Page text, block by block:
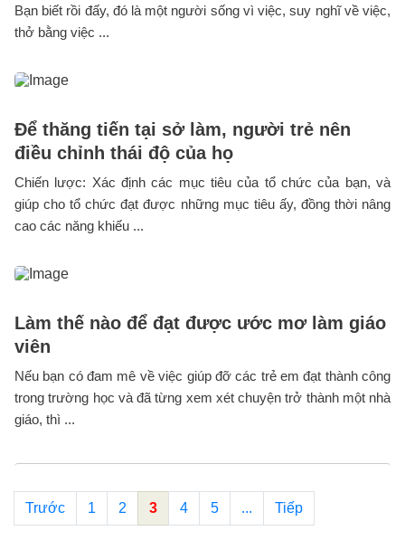
Bạn biết rồi đấy, đó là một người sống vì việc, suy nghĩ về việc,
thở bằng việc ...
Để thăng tiến tại sở làm, người trẻ nên
điều chỉnh thái độ của họ
Chiến lược: Xác định các mục tiêu của tổ chức của bạn, và
giúp cho tổ chức đạt được những mục tiêu ấy, đồng thời nâng
cao các năng khiếu ...
Làm thế nào để đạt được ước mơ làm giáo
viên
Nếu bạn có đam mê về việc giúp đỡ các trẻ em đạt thành công
trong trường học và đã từng xem xét chuyện trở thành một nhà
giáo, thì ...
Trước 1 2 3 4 5 ... Tiếp